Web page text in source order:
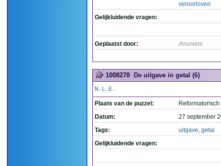
veroorloven
Gelijkluidende vragen:
Geplaatst door: Anoniem
1008278 De uitgave in getal (6)
N.L.E.
Plaats van de puzzel:
Datum:
27 september
Tags:
uitgave, getal
Gelijkluidende vragen: